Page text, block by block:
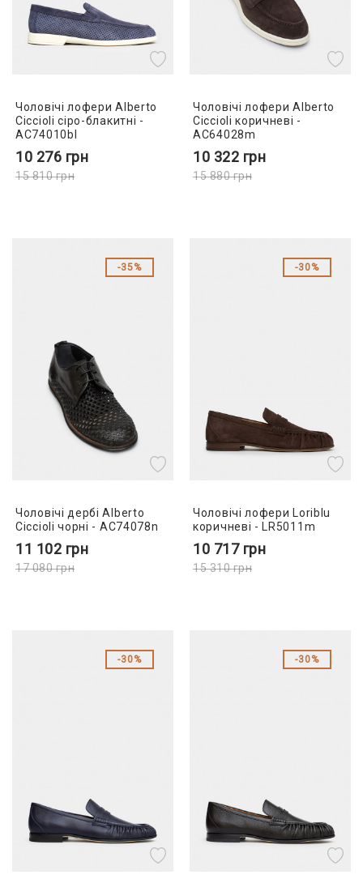
Чоловічі лофери Alberto
Ciccioli сіро-блакитні -
AC74010bl
10 276 грн
15 810грн
Чоловічі лофери Alberto
Ciccioli коричневі -
AC64028m
10 322 грн
15 880грн
35%
Чоловічі дербі Alberto
Ciccioli чорні - AC74078n
11 102 грн
17 080грн
30%
Чоловічі лофери Loriblu
коричневі - LR5011m
10 717 грн
15 310грн
30% 30%